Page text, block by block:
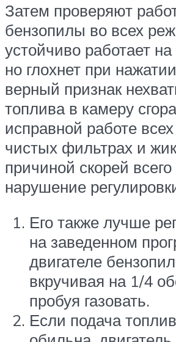
Затем проверяют
бензопилы во всех
устойчиво работает
но глохнет при
верный признак
топлива в камеру
исправной работе
чистых фильтрах и
причиной скорей
нарушение
Его также лучше
на заведенном
двигателе
вкручивая на 1/4
пробуя газовать.
Если подача